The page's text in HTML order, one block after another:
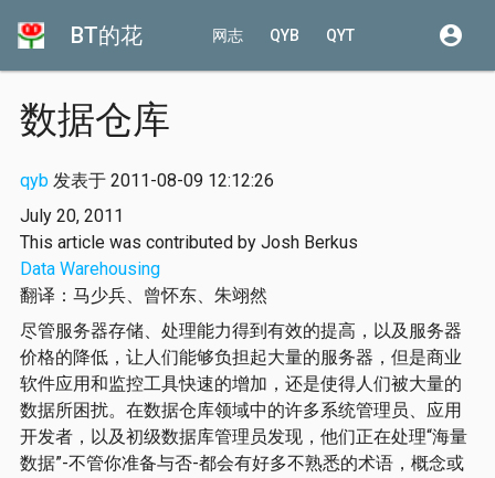
BT的花 网志 QYB QYT account_circle
数据仓库
qyb 发表于 2011-08-09 12:12:26
July 20, 2011
This article was contributed by Josh Berkus
Data Warehousing
翻译：马少兵、曾怀东、朱翊然
尽管服务器存储、处理能力得到有效的提高，以及服务器
价格的降低，让人们能够负担起大量的服务器，但是商业
软件应用和监控工具快速的增加，还是使得人们被大量的
数据所困扰。在数据仓库领域中的许多系统管理员、应用
开发者，以及初级数据库管理员发现，他们正在处理“海量
数据”-不管你准备与否-都会有好多不熟悉的术语，概念或